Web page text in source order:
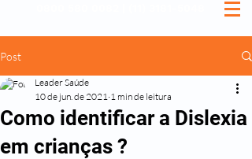
Post
Como identificar a Dislexia
em crianças ?
Leader Saúde
10 de jun. de 2021 1 min de leitura